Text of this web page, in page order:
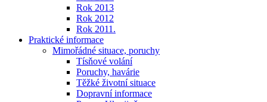
Rok 2013
Rok 2012
Rok 2011.
Praktické informace
Mimořádné situace, poruchy
Tísňové volání
Poruchy, havárie
Těžké životní situace
Dopravní informace